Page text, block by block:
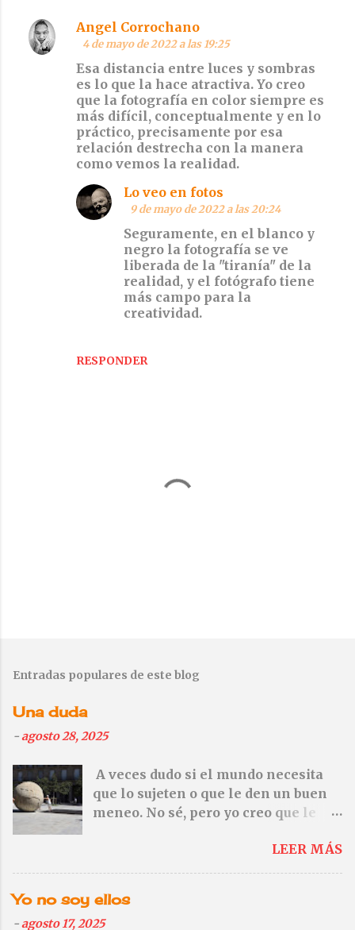
Angel Corrochano
4 de mayo de 2022 a las 19:25
Esa distancia entre luces y sombras
es lo que la hace atractiva. Yo creo
que la fotografía en color siempre es
más difícil, conceptualmente y en lo
práctico, precisamente por esa
relación destrecha con la manera
como vemos la realidad.
RESPONDER
Lo veo en fotos
9 de mayo de 2022 a las 20:24
Seguramente, en el blanco y
negro la fotografía se ve
liberada de la "tiranía" de la
realidad, y el fotógrafo tiene
más campo para la
creatividad.
l
c
a
r
u
n
c
o
t
r
i
Entradas populares de este blog
Una duda
-agosto 28, 2025
A veces dudo si el mundo necesita
que lo sujeten o que le den un buen
meneo. No sé, pero yo creo que le
olvides de Gaza. Ni de Cisjordania
tampoco—
LEER MÁS
Yo no soy ellos
-agosto 17, 2025